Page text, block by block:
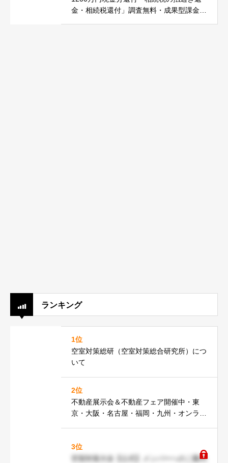
金・相続税還付」調査無料・成果型課金で
ランキング
1位
空室対策総研（空室対策総合研究所）につ
いて
2位
不動産展示会＆不動産フェア開催中・東
京・大阪・名古屋・福岡・九州・オンライ
3位
空室対策大全【公式】メンバーへのご案内